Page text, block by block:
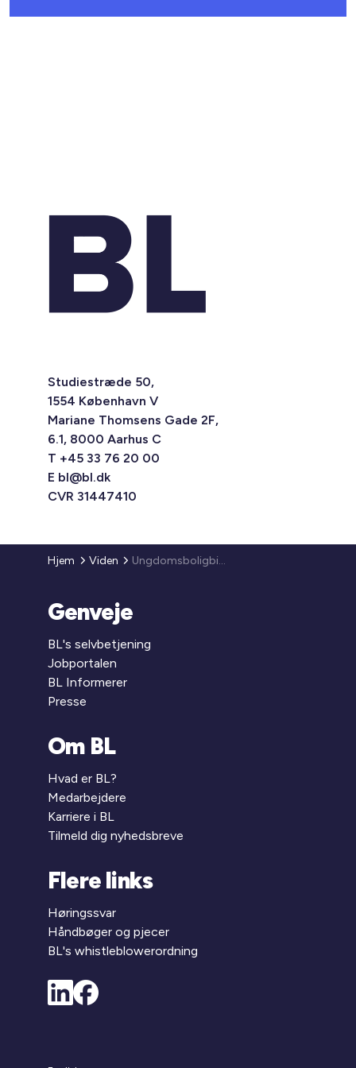
Studiestræde 50,
1554 København V
Mariane Thomsens Gade 2F,
6.1, 8000 Aarhus C
T +45 33 76 20 00
E bl@bl.dk
CVR 31447410
Hjem Viden Ungdomsboligbidrag i 2009 og 2010 (BL Informerer)
Genveje
BL's selvbetjening
Jobportalen
BL Informerer
Presse
Om BL
Hvad er BL?
Medarbejdere
Karriere i BL
Tilmeld dig nyhedsbreve
Flere links
Høringssvar
Håndbøger og pjecer
BL's whistleblowerordning